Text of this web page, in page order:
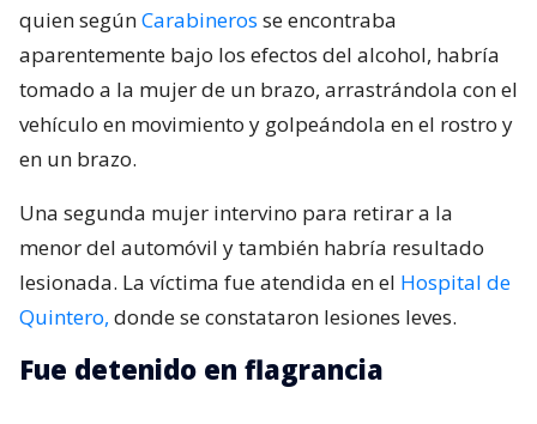
quien segúnCarabineros se encontraba
aparentemente bajo los efectos del alcohol, habría
tomado a la mujer de un brazo, arrastrándola con el
vehículo en movimiento y golpeándola en el rostro y
en un brazo.
Una segunda mujer intervino para retirar a la
menor del automóvil y también habría resultado
lesionada. La víctima fue atendida en el Hospital de
Quintero, donde se constataron lesiones leves.
Fue detenido en flagrancia